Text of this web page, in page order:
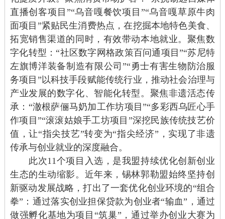
直播创客项目”“乌音嘎餐饮项目”“乌音嘎草原牛肉
面项目”紧贴民生消费热点，在挖掘本地特色美食、
拓宽销售渠道的同时，有效带动本地就业。聚焦数
字化转型 ： “社区数字网格政策百问通项目”“苏尼特
左旗博洋装备制造有限公司”“勇士有害生物防治服
务项目”以科技手段赋能传统行业，推动社会治理与
产业发展的数字化、智能化转型。聚焦非遗活态传
承 ： “澈根萨俪马奶加工作坊项目”“多彩西乌匠心手
作项目”“滚滚姑娘手工坊项目”深挖民族传统技艺价
值，让“指尖技艺”转变为“指尖经济”，实现了非遗
传承与创业就业的深度融合。
此次11个项目入选，是我盟持续优化创新创业
生态的生动缩影。近年来，锡林郭勒盟始终坚持创
新驱动发展战略，打出了一套优化创业环境的“组合
拳”：通过落实创业担保贷款为创业者“输血”，通过
做强孵化基地为项目“筑巢”，通过举办创业大赛为